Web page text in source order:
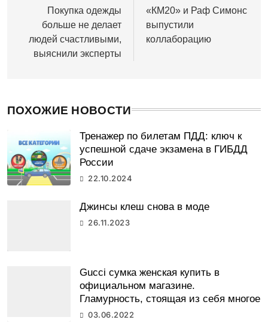
записям
Покупка одежды
больше не делает
людей счастливыми,
выяснили эксперты
«КМ20» и Раф Симонс
выпустили
коллаборацию
ПОХОЖИЕ НОВОСТИ
Тренажер по билетам ПДД: ключ к
успешной сдаче экзамена в ГИБДД
России
22.10.2024
Джинсы клеш снова в моде
26.11.2023
Gucci сумка женская купить в
официальном магазине.
Гламурность, стоящая из себя многое
03.06.2022